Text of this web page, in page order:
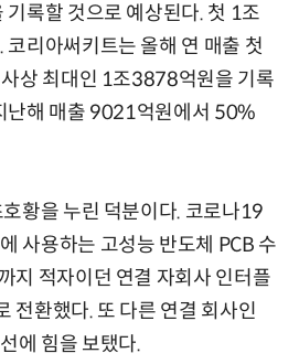
기록할 것으로 예상된다. 첫 1조
코리아써키트는 올해 연 매출 첫
상 최대인 1조3878억원을 기록
난해 매출 9021억원에서 50%
황을 누린 덕분이다. 코로나19
사용하는 고성능 반도체 PCB 수
지 적자이던 연결 자회사 인터플
전환했다. 또 다른 연결 회사인
에 힘을 보탰다.